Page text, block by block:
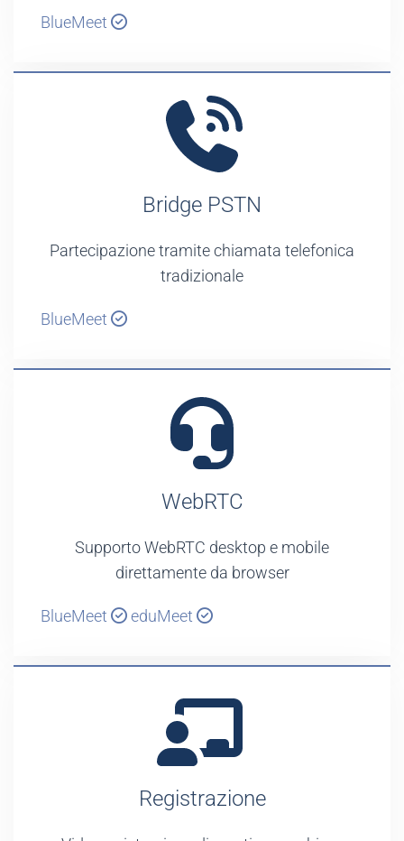
BlueMeet
Bridge PSTN
Partecipazione tramite chiamata telefonica
tradizionale
BlueMeet
WebRTC
Supporto WebRTC desktop e mobile
direttamente da browser
BlueMeet eduMeet
Registrazione